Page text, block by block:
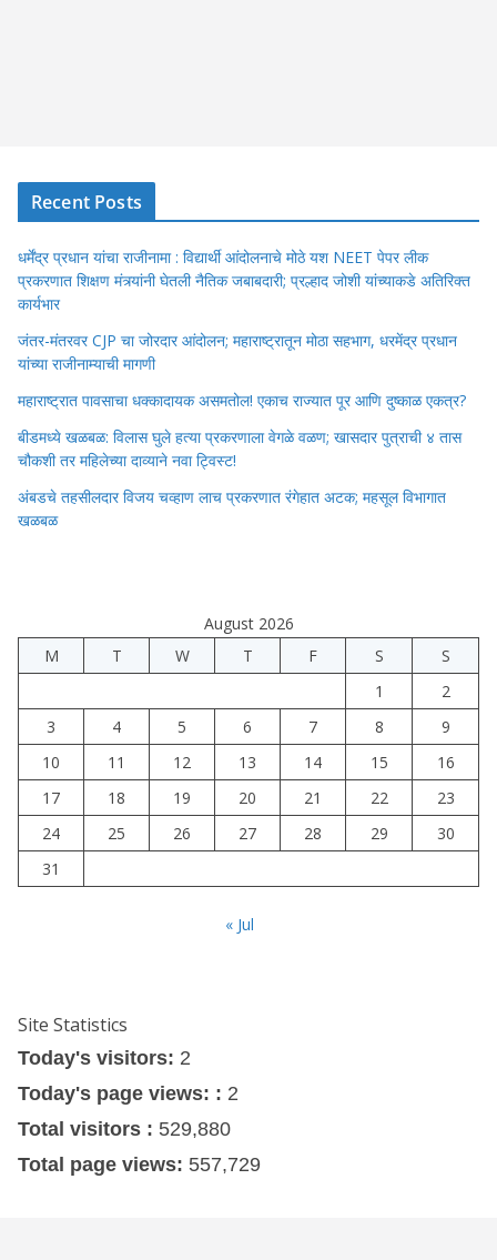
Recent Posts
धर्मेंद्र प्रधान यांचा राजीनामा : विद्यार्थी आंदोलनाचे मोठे यश NEET पेपर लीक
प्रकरणात शिक्षण मंत्र्यांनी घेतली नैतिक जबाबदारी; प्रल्हाद जोशी यांच्याकडे अतिरिक्त
कार्यभार
जंतर-मंतरवर CJP चा जोरदार आंदोलन; महाराष्ट्रातून मोठा सहभाग, धरमेंद्र प्रधान
यांच्या राजीनाम्याची मागणी
महाराष्ट्रात पावसाचा धक्कादायक असमतोल! एकाच राज्यात पूर आणि दुष्काळ एकत्र?
बीडमध्ये खळबळ: विलास घुले हत्या प्रकरणाला वेगळे वळण; खासदार पुत्राची ४ तास
चौकशी तर महिलेच्या दाव्याने नवा ट्विस्ट!
अंबडचे तहसीलदार विजय चव्हाण लाच प्रकरणात रंगेहात अटक; महसूल विभागात
खळबळ
August 2026
M
T W T F S
S
1
2
3
4 5 6 7 8
9
10
11 12 13 14 15
16
17
18 19 20 21 22
23
24
25 26 27 28 29
30
31
« Jul
Site Statistics
Today's visitors: 2
Today's page views: : 2
Total visitors : 529,880
Total page views: 557,729